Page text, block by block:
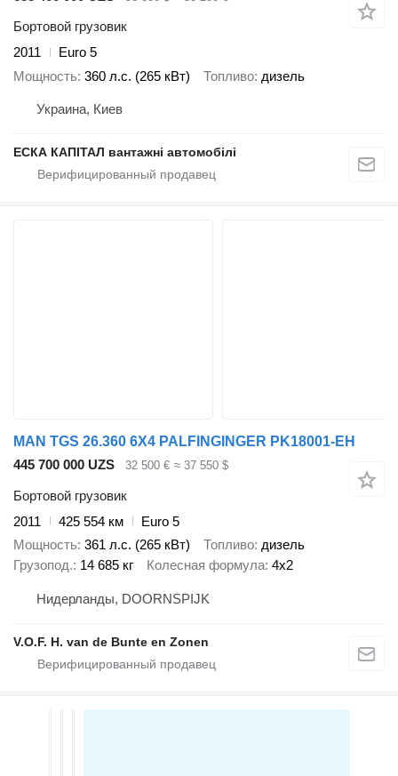
Бортовой грузовик
2011
Euro 5
Мощность 360 л.с. (265 кВт) Топливо дизель
Украина, Киев
ЕСКА КАПІТАЛ вантажні автомобілі
MAN TGS 26.360 6X4 PALFINGINGER PK18001-EH
445 700 000 UZS
32 500 € ≈ 37 550 $
Бортовой грузовик
2011
425 554 км
Euro 5
Мощность 361 л.с. (265 кВт) Топливо дизель
Грузопод. 14 685 кг Колесная формула 4x2
Нидерланды, DOORNSPIJK
V.O.F. H. van de Bunte en Zonen